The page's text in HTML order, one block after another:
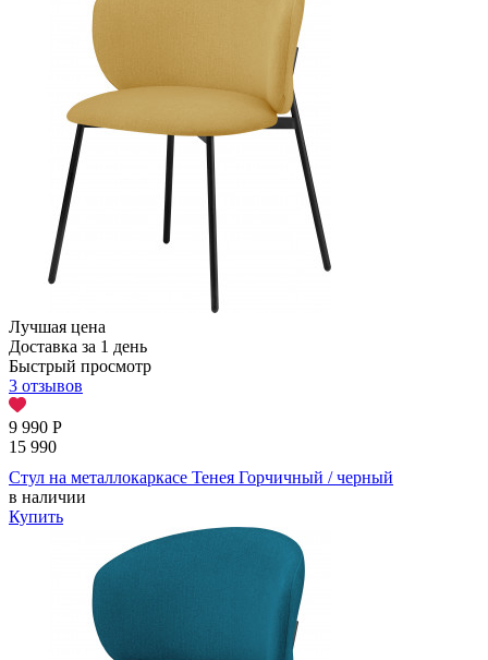
Лучшая цена
Доставка за 1 день
Быстрый просмотр
3 отзывов
9 990 Р
15 990
Стул на металлокаркасе Тенея Горчичный / черный
в наличии
Купить